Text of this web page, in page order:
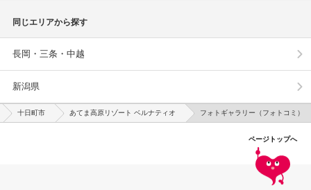
同じエリアから探す
長岡・三条・中越
新潟県
十日町市 あてま高原リゾート ベルナティオ フォトギャラリー（フォトコミ）
ページトップへ